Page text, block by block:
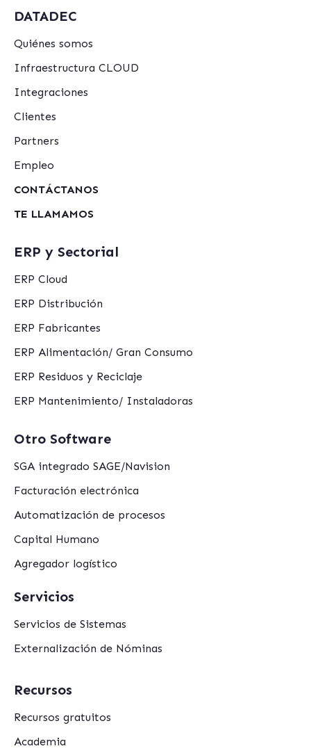
DATADEC
Quiénes somos
Infraestructura CLOUD
Integraciones
Clientes
Partners
Empleo
CONTÁCTANOS
TE LLAMAMOS
ERP y Sectorial
ERP Cloud
ERP Distribución
ERP Fabricantes
ERP Alimentación/ Gran Consumo
ERP Residuos y Reciclaje
ERP Mantenimiento/ Instaladoras
Otro Software
SGA integrado SAGE/Navision
Facturación electrónica
Automatización de procesos
Capital Humano
Agregador logístico
Servicios
Servicios de Sistemas
Externalización de Nóminas
Recursos
Recursos gratuitos
Academia